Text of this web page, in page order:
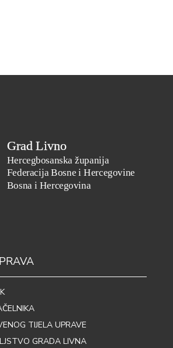
TIJELA UPRAVE
GRADA LIVNA